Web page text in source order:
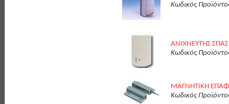
Κωδικός
ΑΝΙΧΝΕΥΤΗΣ
Κωδικός
ΜΑΓΝΗΤΙΚΗ
Κωδικός